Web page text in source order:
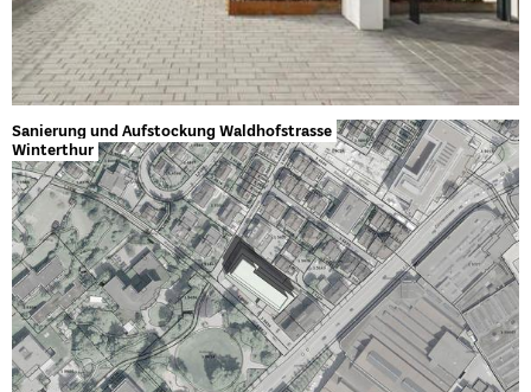
Sanierung und Aufstockung Waldhofstrasse
Winterthur